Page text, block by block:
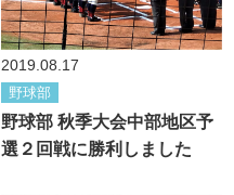
2019.08.17
野球部
野球部 秋季大会中部地区予
選２回戦に勝利しました